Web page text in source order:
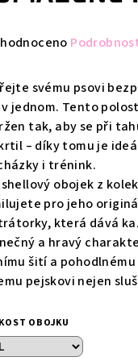
svému psovi
jednom. Tento
tak, aby se při
– díky tomu je
i trénink.
obojek z
pro jeho
která dává
a hravý
šití a
pejskovi nejen
OBOJKU